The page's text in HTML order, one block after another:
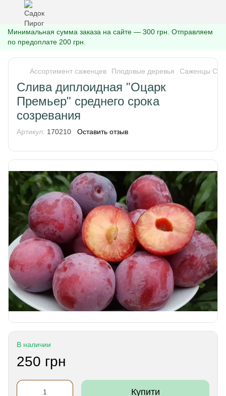
Минимальная сумма заказа на сайте — 300 грн. Отправляем
по предоплате 200 грн.
Ассортимент саженцев Плодовые деревья Саженцы
Слива диплоидная "Оцарк
Премьер" среднего срока
созревания
Артикул: 170210 Оставить отзыв
В наличии
250 грн
Купити